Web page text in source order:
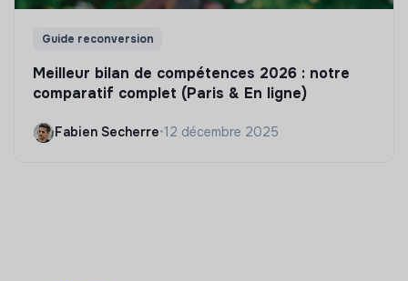
Guide reconversion
Meilleur bilan de compétences 2026 : notre
comparatif complet (Paris & En ligne)
Fabien Secherre•12 décembre 2025